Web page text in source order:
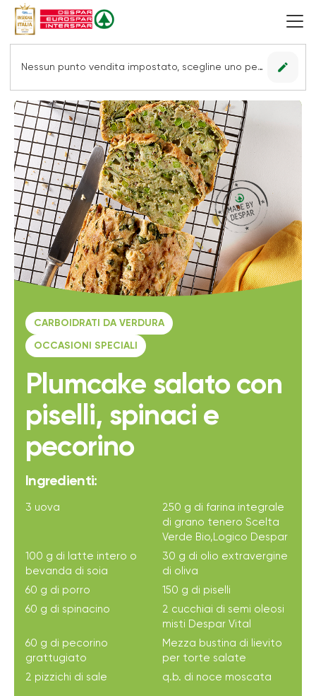
Nessun punto vendita impostato, scegline uno per vedere le offerte. edit
CARBOIDRATI DA VERDURA
OCCASIONI SPECIALI
Plumcake salato con
piselli, spinaci e
pecorino
Ingredienti:
3 uova
250 g di farina integrale
di grano tenero Scelta
Verde Bio,Logico Despar
100 g di latte intero o
bevanda di soia
30 g di olio extravergine
di oliva
60 g di porro
150 g di piselli
60 g di spinacino
2 cucchiai di semi oleosi
misti Despar Vital
60 g di pecorino
grattugiato
Mezza bustina di lievito
per torte salate
2 pizzichi di sale
q.b. di noce moscata